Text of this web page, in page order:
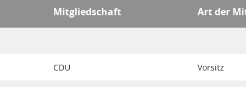
Mitgliedschaft Art der
CDU Vorsitz